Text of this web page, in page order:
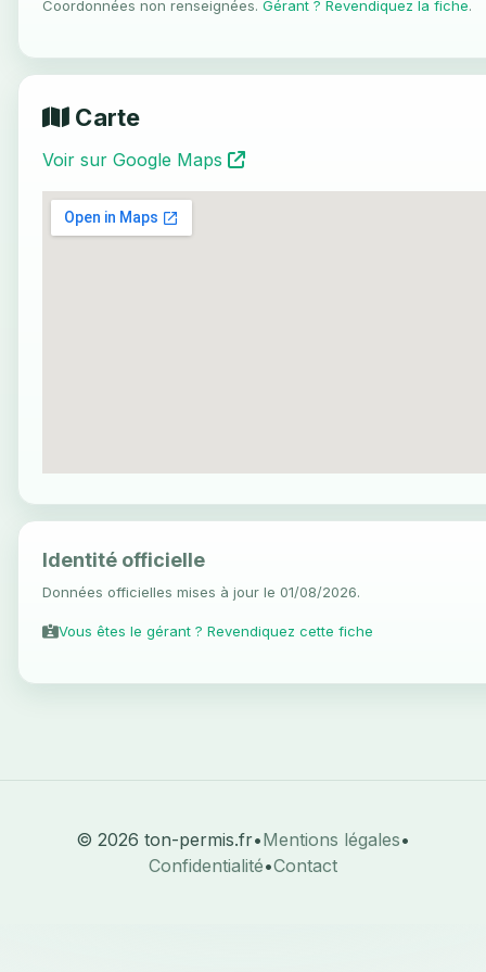
Coordonnées non renseignées. Gérant ? Revendiquez la fiche.
Carte
Voir sur Google Maps
Identité officielle
Données officielles mises à jour le 01/08/2026.
Vous êtes le gérant ? Revendiquez cette fiche
© 2026 ton-permis.fr•Mentions légales•
Confidentialité•Contact